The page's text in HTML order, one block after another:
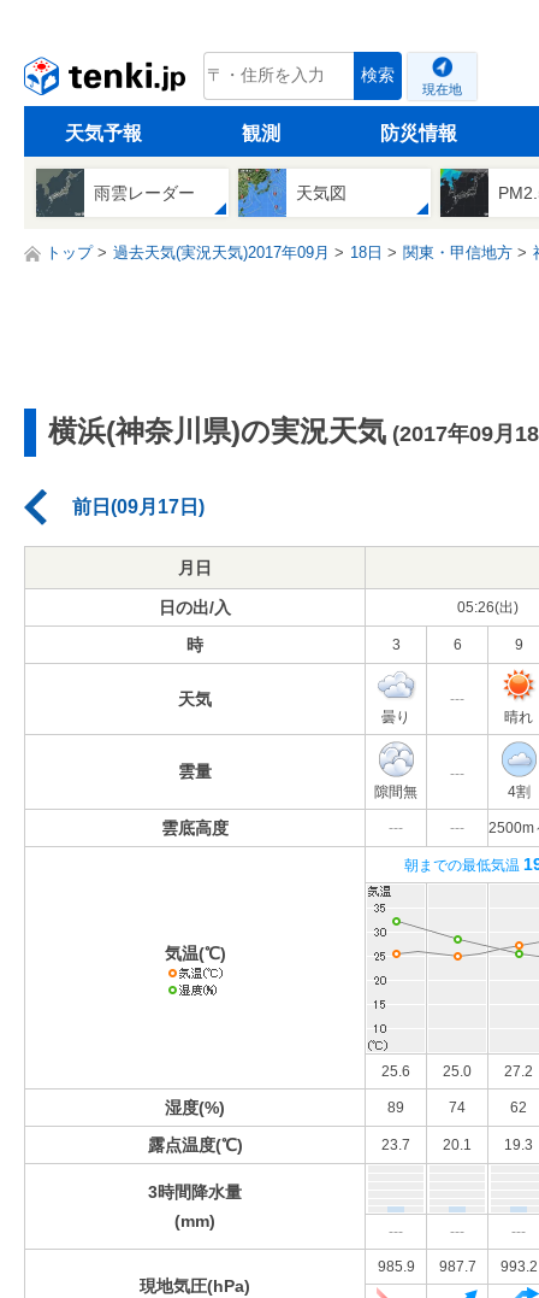
tenki.jp 検索
現在地
天気予報 観測 防災情報
雨雲レーダー 天気図
トップ 過去天気(実況天気)2017年09月 18日 関東・甲信地方
横浜(神奈川県)の実況天気 (2017年09月
前日(09月17日)
月日
日の出/入 05:26(出)
時 3 6 9
天気
曇り
---
晴れ
雲量
隙間無
---
4割
雲底高度 --- --- 2500m
気温(℃)
朝までの最低気温
25.6 25.0 27.2
湿度(%) 89 74 62
露点温度(℃) 23.7 20.1 19.3
3時間降水量
(mm)
--- --- ---
現地気圧(hPa)
985.9 987.7 993.2